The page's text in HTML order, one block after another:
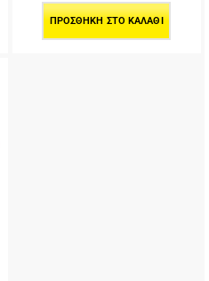
ΠΡΟΣΘΉΚΗ ΣΤΟ ΚΑΛΆΘΙ